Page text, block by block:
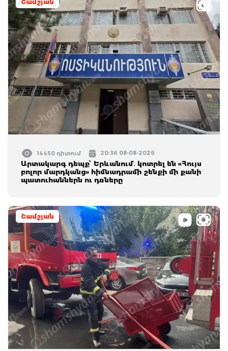
Շամշյան
14450 դիտում 20:36 08-08-2026
Արտակարգ դեպք՝ Երևանում․ կոտրել են «Հույս
բոլոր մարդկանց» հիմնադրամի շենքի մի քանի
պատուհաններն ու դռները
Շամշյան